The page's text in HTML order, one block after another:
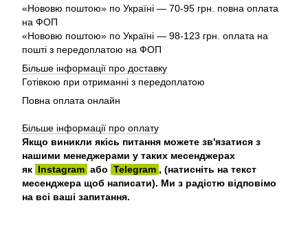
«Нововю поштою» по Україні — 70-95 грн. повна оплата
на ФОП
«Нововю поштою» по Україні — 98-123 грн. оплата на
пошті з передоплатою на ФОП
Більше інформації про доставку
Готівкою при отриманні з передоплатою
Повна оплата онлайн
Більше інформації про оплату
Якщо виникли якісь питання можете зв'язатися з
нашими менеджерами у таких месенджерах
як Instagram або Telegram , (натисніть на текст
месенджера щоб написати). Ми з радістю відповімо
на всі ваші запитання.